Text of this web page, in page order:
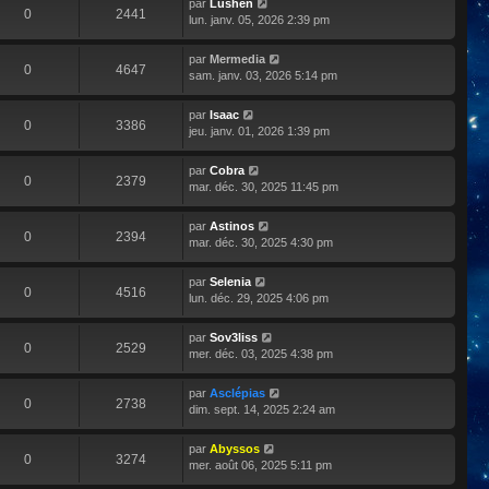
0 2441
par Lushen
lun. janv. 05, 2026 2:39 pm
0 4647
par Mermedia
sam. janv. 03, 2026 5:14 pm
0 3386
par Isaac
jeu. janv. 01, 2026 1:39 pm
0 2379
par Cobra
mar. déc. 30, 2025 11:45 pm
0 2394
par Astinos
mar. déc. 30, 2025 4:30 pm
0 4516
par Selenia
lun. déc. 29, 2025 4:06 pm
0 2529
par Sov3liss
mer. déc. 03, 2025 4:38 pm
0 2738
par Asclépias
dim. sept. 14, 2025 2:24 am
0 3274
par Abyssos
mer. août 06, 2025 5:11 pm